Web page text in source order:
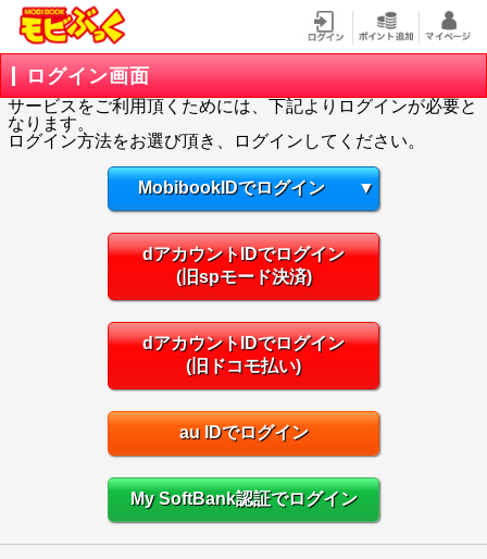
ログイン画面
サービスをご利用頂くためには、下記よりログインが必要と
なります。
ログイン方法をお選び頂き、ログインしてください。
MobibookIDでログイン ▼
dアカウントIDでログイン
(旧spモード決済)
dアカウントIDでログイン
(旧ドコモ払い)
au IDでログイン
My SoftBank認証でログイン